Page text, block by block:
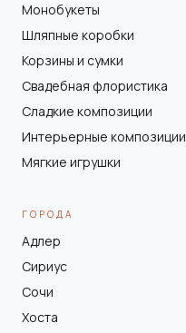
Монобукеты
Шляпные коробки
Корзины и сумки
Свадебная флористика
Сладкие композиции
Интерьерные композиции
Мягкие игрушки
ГОРОДА
Адлер
Сириус
Сочи
Хоста